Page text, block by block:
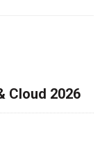
Cloud 2026